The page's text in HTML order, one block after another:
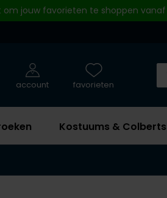
om jouw favorieten te shoppen vanaf
Kostuums & Colberts
account favorieten